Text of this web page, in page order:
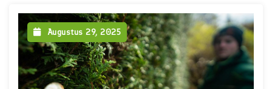
Augustus 29, 2025